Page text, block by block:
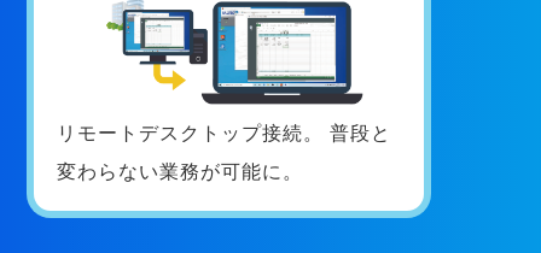
リモートデスクトップ接続。
普段と
変わらない業務が可能に。